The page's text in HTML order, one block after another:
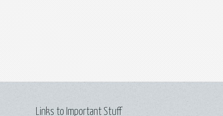
Links to Important Stuff